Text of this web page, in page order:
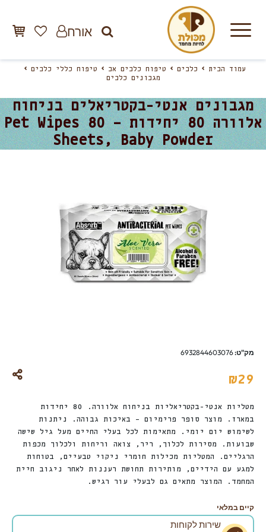
אורח
עמוד הבית כלבים טיפוח כלבים אב
טיפוח כללי כלבים
מגבונים כלבים
מגבונים אנטי-בקטריאלים בניחוח
אלוורה 80 יחידות – Pet Wipes 80
Sheets, Baby Powder
מק"ט:6932844603076
₪29
מטליות אנטי-בקטריאליות בניחוח אלוורה. 80 יחידות
במארז. מוצר סופר פרימיום – באיכות גבוהה. ניתנות
לשימוש יום יומי. מתאימות לכל בעלי החיים מעל גיל שישה
שבועות. מסירות לכלוך, ריר, צואה וריחות ולכלוך מכפות
הרגליים. המטליות מכילות חומרי ניקוי טבעיים, בטוחות
למגע עם הידיים, מותירות תחושת רעננות לאחר ניגוב חיית
המחמד. המוצר מתאים גם לבעלי עור רגיש.
קיים במלאי
שירות לקוחות